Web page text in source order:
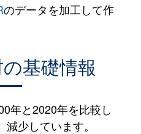
のデータを加工して作
基礎情報
年と2020年を比較し
少しています。